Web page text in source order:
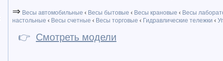
⇒ Весы автомобильные ‹ Весы бытовые ‹ Весы крановые ‹ Весы
настольные ‹ Весы счетные ‹ Весы торговые ‹ Гидравлические тележки ‹
👉 Смотреть модели